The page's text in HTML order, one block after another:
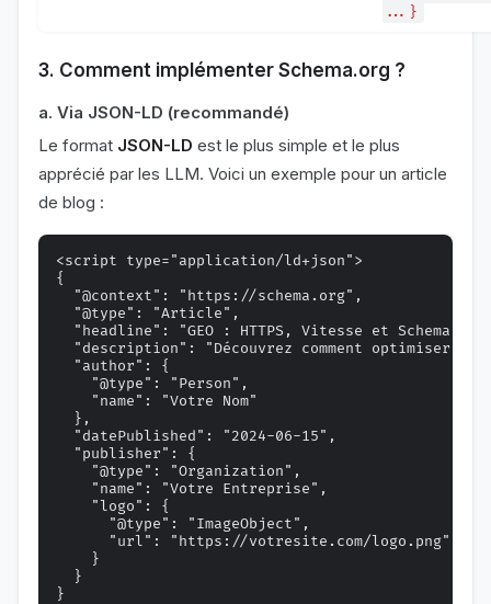
...}
3. Comment implémenter Schema.org ?
a. Via JSON-LD (recommandé)
Le format JSON-LD est le plus simple et le plus
apprécié par les LLM. Voici un exemple pour un article
de blog :
<script type="application/ld+json">
{
  "@context": "https://schema.org",
  "@type": "Article",
"headline": "GEO : HTTPS, Vitesse et
"description": "Découvrez comment optimiser
  "author": {
    "@type": "Person",
    "name": "Votre Nom"
  },
  "datePublished": "2024-06-15",
  "publisher": {
    "@type": "Organization",
    "name": "Votre Entreprise",
    "logo": {
      "@type": "ImageObject",
      "url": "https://votresite.com/logo.png"
    }
  }
}